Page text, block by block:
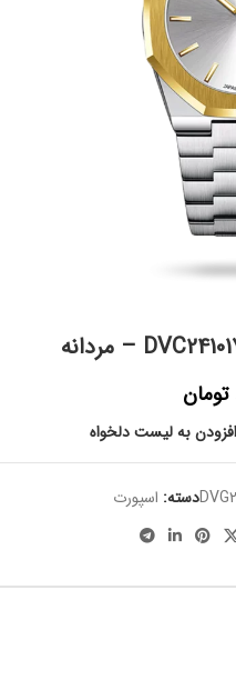
تومان
افزودن به لیست دلخواه
دسته: اسپورت